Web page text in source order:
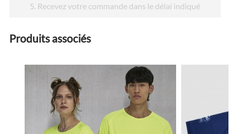
5. Recevez votre commande dans le délai indiqué
Produits associés